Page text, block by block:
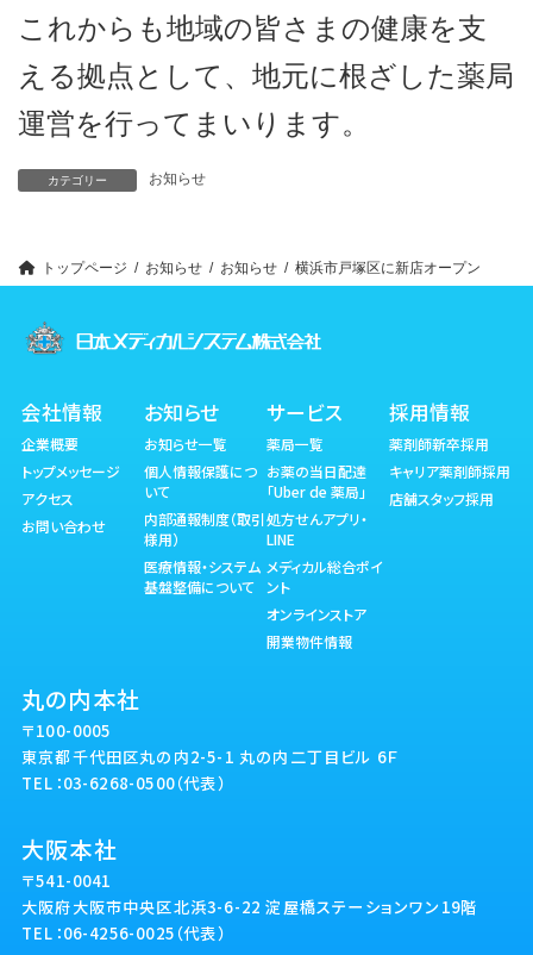
これからも地域の皆さまの健康を支
える拠点として、地元に根ざした薬局
運営を行ってまいります。
カテゴリー お知らせ
トップページ お知らせ お知らせ 横浜市戸塚区に新店オープン
丸の内本社
〒100-0005
東京都千代田区丸の内2-5-1 丸の内二丁目ビル 6Ｆ
TEL：03-6268-0500（代表）
大阪本社
〒541-0041
大阪府大阪市中央区北浜3-6-22 淀屋橋ステーションワン19階
TEL：06-4256-0025（代表）
会社情報
企業概要
トップメッセージ
アクセス
お問い合わせ
お知らせ
お知らせ一覧
個人情報保護につ
いて
内部通報制度（取引
様用）
医療情報・システム
基盤整備について
サービス
薬局一覧
お薬の当日配達
「Uber de 薬局」
処方せんアプリ・
LINE
メディカル総合ポイ
ント
オンラインストア
開業物件情報
採用情報
薬剤師新卒採用
キャリア薬剤師採用
店舗スタッフ採用